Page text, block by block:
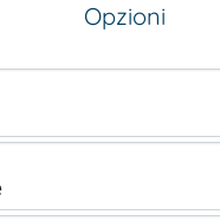
Opzioni